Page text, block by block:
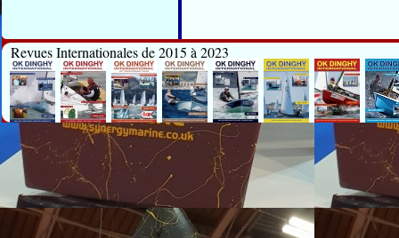
Revues Internationales de 2015 à 2023